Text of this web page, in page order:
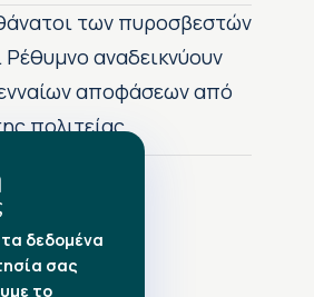
των πυροσβεστών
Ρέθυμνο αναδεικνύουν
αποφάσεων από
πολιτείας
δεδομένα
σας
το